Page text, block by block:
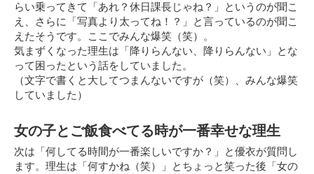
らい乗ってきて「あれ？休日課長じゃね？」というのが聞こ
え、さらに 「写真より太ってね！？」
と言っているのが聞こ
えたそうです。ここでみんな爆笑（笑）。
気まずくなった理生は「降りらんない、降りらんない」とな
って困ったという話をしていました。
（文字で書くと大してつまんないですが（笑）、みんな爆笑
していました）
女の子とご飯食べてる時が一番幸せな理生
次は「何してる時間が一番楽しいですか？」と優衣が質問し
ます。理生は「何すかね（笑）」とちょっと笑った後 「女の